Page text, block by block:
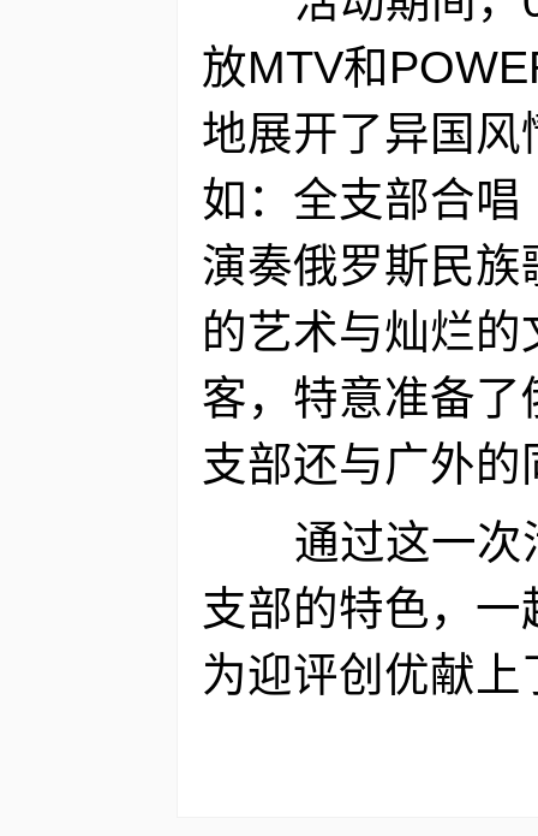
放MTV和
地展开了异国
如：全支部合
演奏俄罗斯民
的艺术与灿烂
客，特意准备
支部还与广外
通过这一次
支部的特色，
为迎评创优献